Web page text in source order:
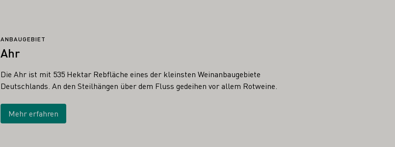
ANBAUGEBIET
Ahr
Die Ahr ist mit 535 Hektar Rebfläche eines der kleinsten Weinanbaugebiete
Deutschlands. An den Steilhängen über dem Fluss gedeihen vor allem Rotweine.
Mehr erfahren